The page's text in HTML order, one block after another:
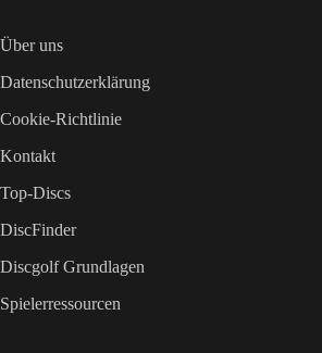
Über uns
Datenschutzerklärung
Cookie-Richtlinie
Kontakt
Top-Discs
DiscFinder
Discgolf Grundlagen
Spielerressourcen